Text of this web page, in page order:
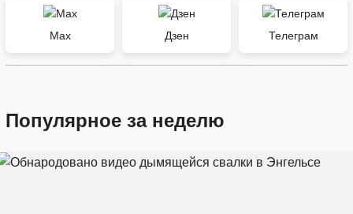
Max Дзен Телеграм
Популярное за неделю